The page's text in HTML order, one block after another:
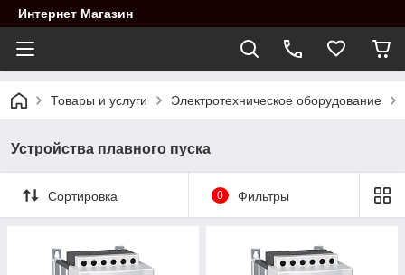
Интернет Магазин
Товары и услуги Электротехническое оборудование
Устройства плавного пуска
Сортировка 0 Фильтры